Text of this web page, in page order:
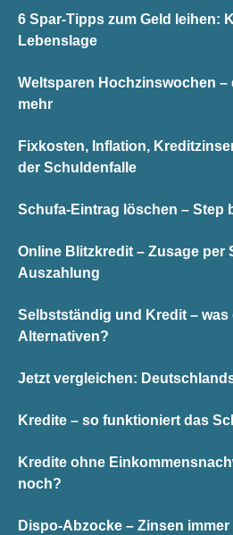
6 Spar-Tipps zum Geld leihen:
Lebenslage
Weltsparen Hochzinswochen –
mehr
Fixkosten, Inflation,
der Schuldenfalle
Schufa-Eintrag löschen – Step
Online Blitzkredit – Zusage per
Auszahlung
Selbstständig und Kredit – was
Alternativen?
Jetzt vergleichen:
Kredite – so funktioniert das
Kredite ohne
noch?
Dispo-Abzocke – Zinsen immer